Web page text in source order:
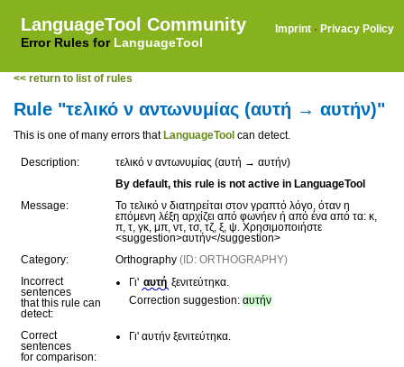
LanguageTool Community
Error Rules for LanguageTool
Imprint · Privacy Policy
<< return to list of rules
Rule "τελικό ν αντωνυμίας (αυτή → αυτήν)"
This is one of many errors that LanguageTool can detect.
Description:
τελικό ν αντωνυμίας (αυτή → αυτήν)
By default, this rule is not active in LanguageTool
Message:
Το τελικό ν διατηρείται στον γραπτό λόγο, όταν η
επόμενη λέξη αρχίζει από φωνήεν ή από ένα από τα: κ,
π, τ, γκ, μπ, ντ, τσ, τζ, ξ, ψ. Χρησιμοποιήστε
<suggestion>αυτήν</suggestion>
Category:
Orthography (ID: ORTHOGRAPHY)
Incorrect
sentences
that this rule can
detect:
Γι' αυτή ξενιτεύτηκα.
Correction suggestion: αυτήν
Correct
sentences
for comparison:
Γι' αυτήν ξενιτεύτηκα.